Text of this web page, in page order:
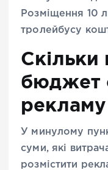
Розміщення 10
тролейбусу
Скільки
бюджет
рекламу
У минулому
суми, які
розмістити